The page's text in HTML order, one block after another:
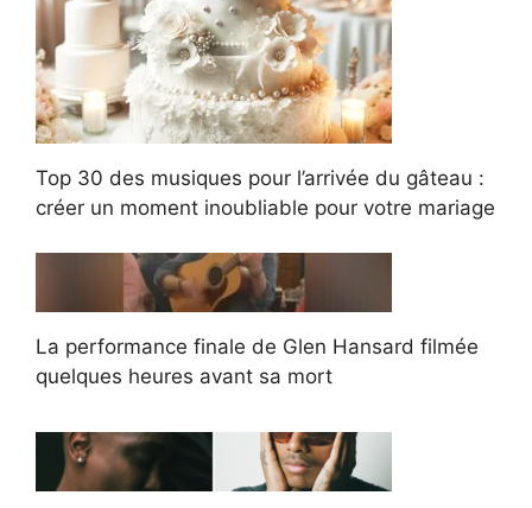
Top 30 des musiques pour l’arrivée du gâteau :
créer un moment inoubliable pour votre mariage
La performance finale de Glen Hansard filmée
quelques heures avant sa mort